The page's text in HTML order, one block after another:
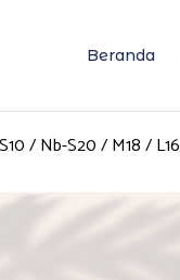
Beranda
/ Nb-S20 / M18 / L16